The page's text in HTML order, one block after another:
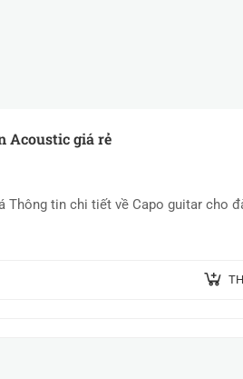
Acoustic giá rẻ
Thông tin chi tiết về Capo guitar cho